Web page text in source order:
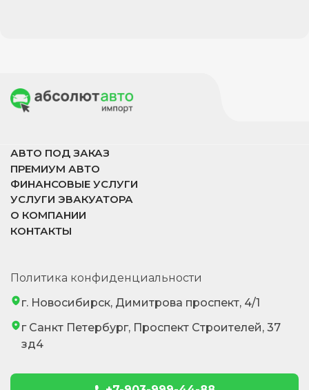
АВТО ПОД ЗАКАЗ
ПРЕМИУМ АВТО
ФИНАНСОВЫЕ УСЛУГИ
УСЛУГИ ЭВАКУАТОРА
О КОМПАНИИ
КОНТАКТЫ
Политика конфиденциальности
г. Новосибирск, Димитрова проспект, 4/1
г Санкт Петербург, Проспект Строителей, 37
зд4